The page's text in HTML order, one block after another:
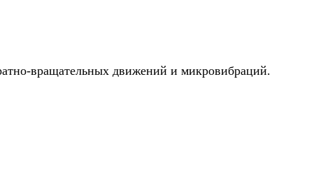
вращательных движений и микровибраций.